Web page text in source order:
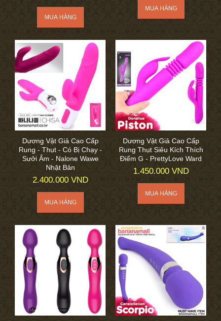
Dương Vật Giả Cao Cấp
Rung - Thụt - Có Bị Chạy -
Sưởi Ấm - Nalone Wawe
Nhật Bản
2.400.000 VND
Dương Vật Giả Cao Cấp
Rung Thụt Siêu Kích Thích
Điểm G - PrettyLove Ward
1.450.000 VND